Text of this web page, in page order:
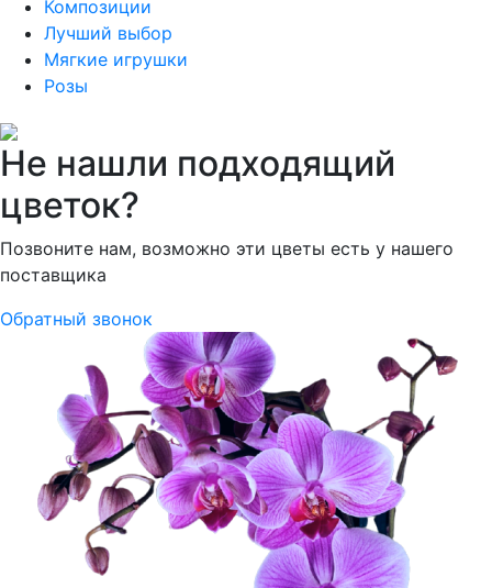
Композиции
Лучший выбор
Мягкие игрушки
Розы
Не нашли подходящий
цветок?
Позвоните нам, возможно эти цветы есть у нашего
поставщика
Обратный звонок